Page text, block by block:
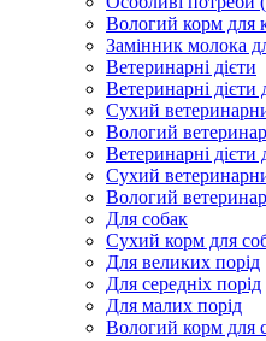
Вологий корм для
Замінник молока
Ветеринарні дієти
Ветеринарні дієти
Сухий
Вологий
Ветеринарні дієти
Сухий
Вологий
Для собак
Сухий корм для
Для великих порід
Для середніх порід
Для малих порід
Вологий корм для